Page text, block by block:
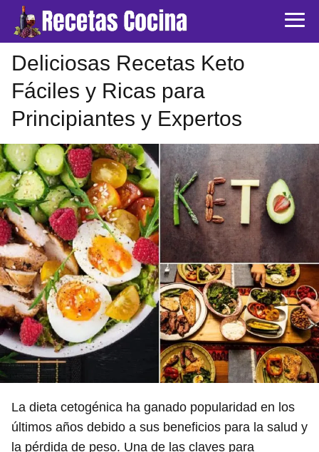
Deliciosas Recetas Keto
Fáciles y Ricas para
Principiantes y Expertos
La dieta cetogénica ha ganado popularidad en los
últimos años debido a sus beneficios para la salud y
la pérdida de peso. Una de las claves para